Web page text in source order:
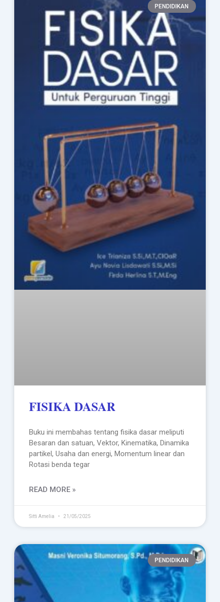
PENDIDIKAN
FISIKA DASAR
Buku ini membahas tentang fisika dasar meliputi
Besaran dan satuan, Vektor, Kinematika, Dinamika
partikel, Usaha dan energi, Momentum linear dan
Rotasi benda tegar
READ MORE »
Sitti Amelia 21/05/2025
PENDIDIKAN